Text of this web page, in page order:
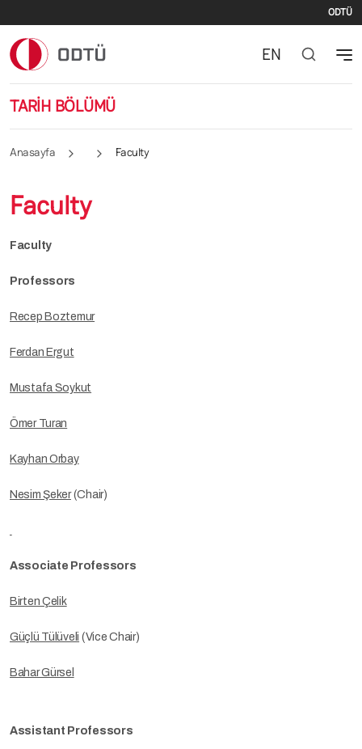
ODTÜ
TARİH BÖLÜMÜ
EN
Anasayfa Faculty
Faculty
Faculty
Professors
Recep Boztemur
Ferdan Ergut
Mustafa Soykut
Ömer Turan
Kayhan Orbay
Nesim Şeker(Chair)
Associate Professors
Birten Çelik
Güçlü Tülüveli (Vice Chair)
Bahar Gürsel
Assistant Professors